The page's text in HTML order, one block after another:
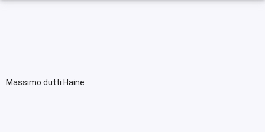
Massimo dutti Haine